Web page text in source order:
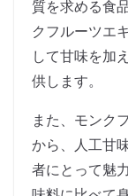
質を求める食
クフルーツエ
して甘味を加
供します。
また、モンク
から、人工甘
者にとって魅